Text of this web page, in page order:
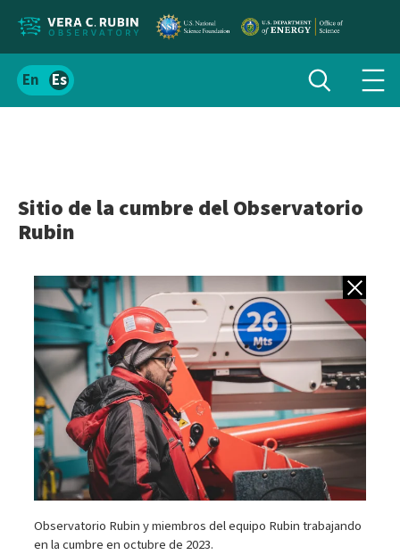
Localizar
el
Español
Alternar
búsqueda
Sitio de la cumbre del Observatorio
Rubin
Volver a
Observatorio Rubin y miembros del equipo Rubin trabajando
en la cumbre en octubre de 2023.